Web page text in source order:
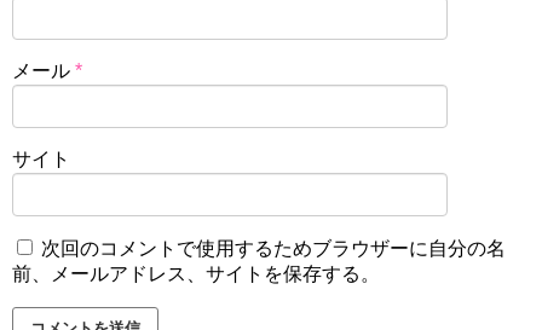
メール *
サイト
次回のコメントで使用するためブラウザーに自分の名
前、メールアドレス、サイトを保存する。